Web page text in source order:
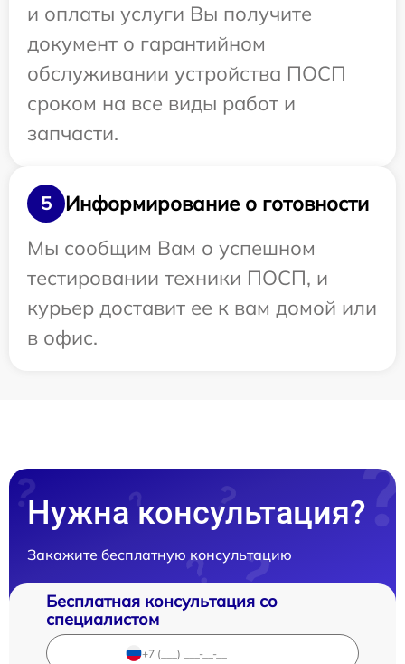
и оплаты услуги Вы получите
документ о гарантийном
обслуживании устройства ПОСП
сроком на все виды работ и
запчасти.
5
Информирование о готовности
Мы сообщим Вам о успешном
тестировании техники ПОСП, и
курьер доставит ее к вам домой или
в офис.
Нужна консультация?
Закажите бесплатную консультацию
Бесплатная консультация со
специалистом